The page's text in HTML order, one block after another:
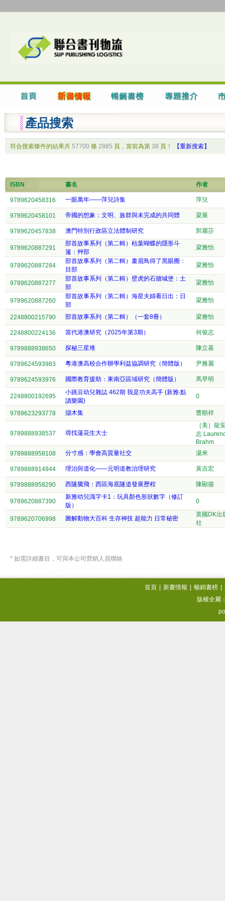
產品搜索
符合搜索條件的結果共 57700 條 2885 頁，當前為第 38 頁！ 【重新搜索】
ISBN 書名 作者
9789620458316 一眼萬年——萍兒詩集 萍兒
9789620458101 帝國的想象：文明、族群與未完成的共同體 梁展
9789620457838 澳門特別行政區立法體制研究 郭麗莎
9789620887291
部首故事系列（第二輯）枯葉蝴蝶的隱形斗
篷：艸部
梁雅怡
9789620887284
部首故事系列（第二輯）畫眉鳥得了黑眼圈：
目部
梁雅怡
9789620887277
部首故事系列（第二輯）壁虎的石牆城堡：土
部
梁雅怡
9789620887260
部首故事系列（第二輯）海星夫婦看日出：日
部
梁雅怡
2248800215790 部首故事系列（第二輯）（一套8冊） 梁雅怡
2248800224136 當代港澳研究（2025年第3期） 何俊志
9789888938650 探秘三星堆 陳立基
9789624593983 粵港澳高校合作辦學利益協調研究（簡體版） 尹雅麗
9789624593976 國際教育援助：東南亞區域研究（簡體版） 馬早明
2248800192695
小跳豆幼兒雜誌 462期 我是功夫高手 (新雅‧點
讀樂園)
0
9789623293778 擷木集 曹順祥
9789888938537 尋找蓮花生大士
［美］龍
志
Brahm
9789888958108
分寸感：學會高質量社交 湯米
9789888914944 理治與道化——元明道教治理研究 黃吉宏
9789888958290 西隧騰飛：西區海底隧道發展歷程 陳顯揚
9789620887390
新雅幼兒識字卡1：玩具顏色形狀數字（修訂
版）
0
9789620706998 圖解動物大百科 生存神技 超能力 日常秘密
英國DK出
社
* 如需詳細書目，可與本公司營銷人員聯絡
首頁 新書情報 暢銷書榜
版權全屬